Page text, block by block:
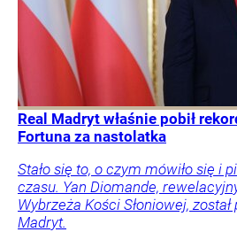
Real Madryt właśnie pobił
Fortuna za nastolatka
Stało się to, o czym mówiło się i
czasu. Yan Diomande,
Wybrzeża Kości Słoniowej,
Madryt.